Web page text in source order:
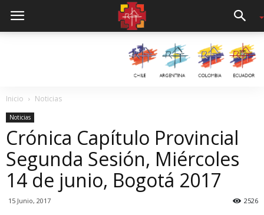
Inicio Noticias
Noticias
Crónica Capítulo Provincial
Segunda Sesión, Miércoles
14 de junio, Bogotá 2017
15 Junio, 2017 2526